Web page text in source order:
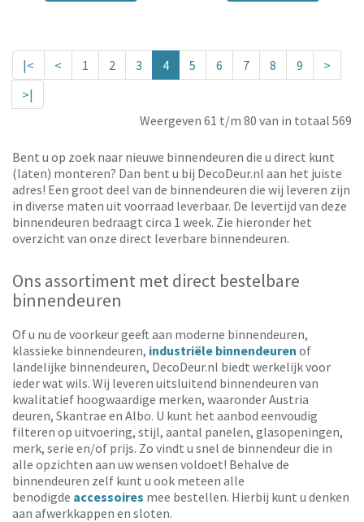
|< < 1 2 3 4 5 6 7 8 9
>
>|
Weergeven 61 t/m 80 van in totaal 569
Bent u op zoek naar nieuwe binnendeuren die u direct kunt
(laten) monteren? Dan bent u bij DecoDeur.nl aan het juiste
adres! Een groot deel van de binnendeuren die wij leveren zijn
in diverse maten uit voorraad leverbaar. De levertijd van deze
binnendeuren bedraagt circa 1 week. Zie hieronder het
overzicht van onze direct leverbare binnendeuren.
Ons assortiment met direct bestelbare
binnendeuren
Of u nu de voorkeur geeft aan moderne binnendeuren,
klassieke binnendeuren, industriële binnendeuren of
landelijke binnendeuren, DecoDeur.nl biedt werkelijk voor
ieder wat wils. Wij leveren uitsluitend binnendeuren van
kwalitatief hoogwaardige merken, waaronder Austria
deuren, Skantrae en Albo. U kunt het aanbod eenvoudig
filteren op uitvoering, stijl, aantal panelen, glasopeningen,
merk, serie en/of prijs. Zo vindt u snel de binnendeur die in
alle opzichten aan uw wensen voldoet! Behalve de
binnendeuren zelf kunt u ook meteen alle
benodigde accessoires mee bestellen. Hierbij kunt u denken
aan afwerkkappen en sloten.